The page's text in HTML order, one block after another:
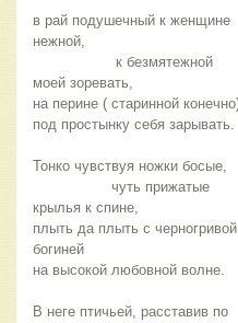
в рай подушечный к женщине
нежной,
моей зоревать,
под простынку себя зарывать.
Тонко чувствуя ножки босые,
крылья к спине,
плыть да плыть с черногривой
богиней
на высокой любовной волне.
В неге птичьей, расставив по